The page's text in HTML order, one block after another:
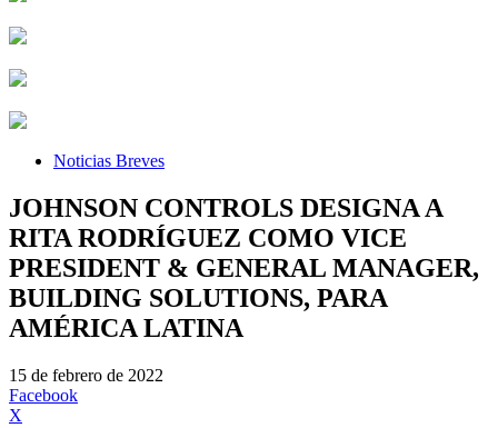
Noticias Breves
JOHNSON CONTROLS DESIGNA A
RITA RODRÍGUEZ COMO VICE
PRESIDENT & GENERAL MANAGER,
BUILDING SOLUTIONS, PARA
AMÉRICA LATINA
15 de febrero de 2022
Facebook
X